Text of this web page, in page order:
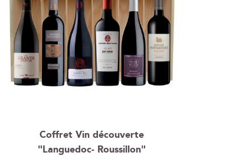
Coffret Vin découverte
"Languedoc- Roussillon"